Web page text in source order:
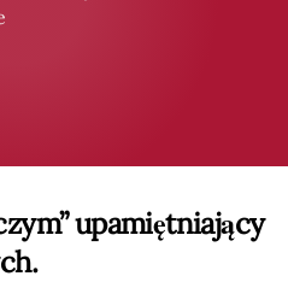
upamiętniający